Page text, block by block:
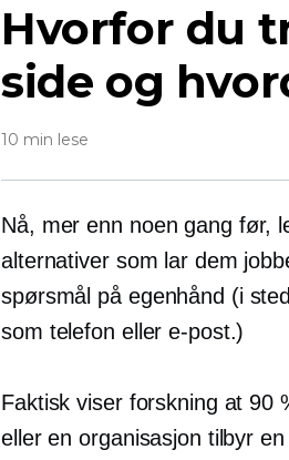
Hvorfor du
side og
10 min lese
Nå, mer enn noen gang før,
alternativer som lar dem
spørsmål på egenhånd (i
som telefon eller e-post.)
Faktisk viser forskning at 90
eller en organisasjon tilbyr en